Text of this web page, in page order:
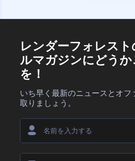
レンダーフォレスト
ルマガジンにどうか
を！
いち早く最新のニュースとオフ
取りましょう。